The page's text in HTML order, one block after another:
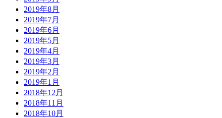
2019年8月
2019年7月
2019年6月
2019年5月
2019年4月
2019年3月
2019年2月
2019年1月
2018年12月
2018年11月
2018年10月